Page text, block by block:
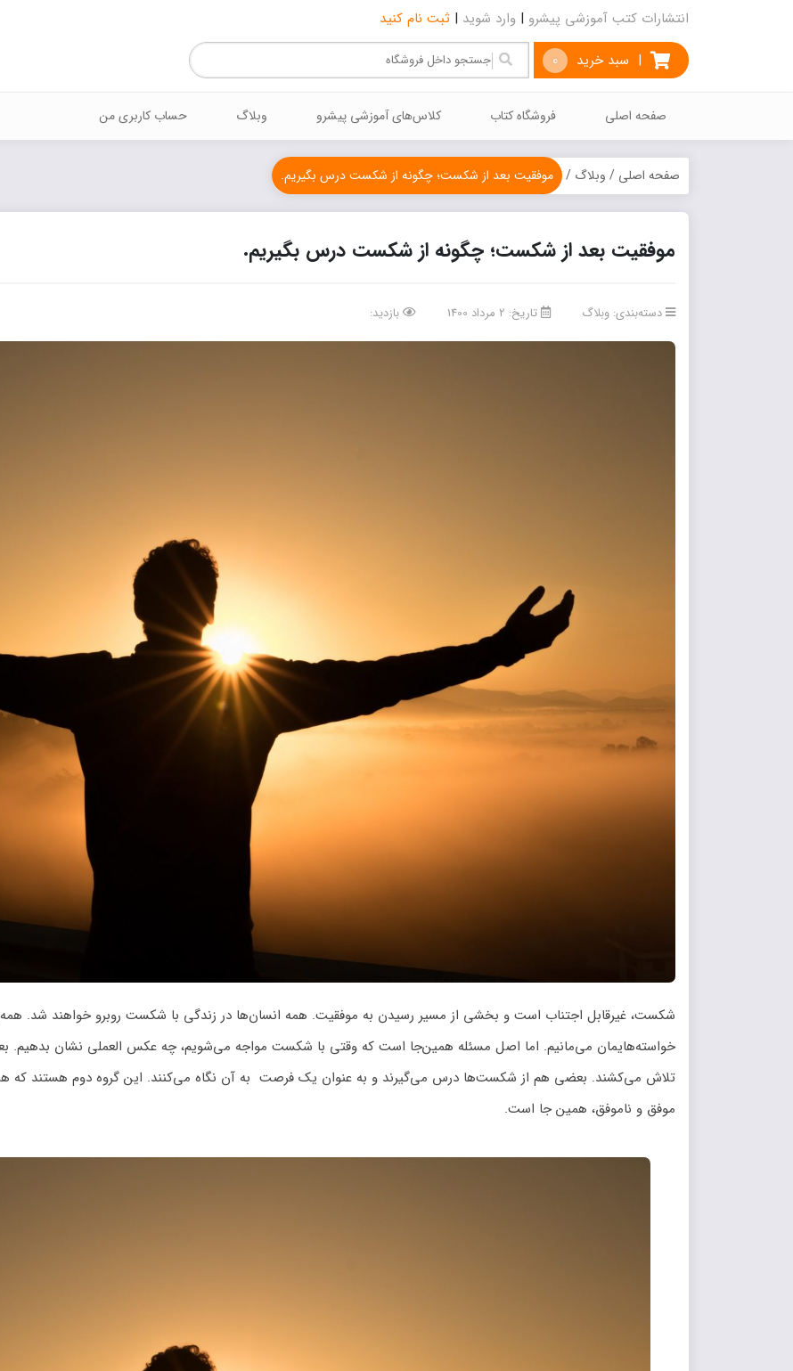
انتشارات کتب آموزشی پیشرو | وارد شوید | ثبت نام کنید
| سبد خرید 0
صفحه اصلی فروشگاه کتاب كلاس‌هاي آموزشي پيشرو وبلاگ حساب کاربری من
صفحه اصلی / وبلاگ / موفقیت بعد از شکست؛ چگونه از شکست درس بگیریم.
موفقیت بعد از شکست؛ چگونه از شکست درس بگیریم.
دسته‌بندی: وبلاگ تاریخ: 2 مرداد 1400 بازدید:
شکست، غیرقابل اجتناب است و بخشی از مسیر رسیدن به موفقیت. همه انسان‌ها در زندگی با شکست روبرو خواهند شد.
خواسته‌هایمان می‌مانیم. اما اصل مسئله همین‌جا است که وقتی با شکست مواجه می‌شویم، چه عکس العملی نشان بدهیم.
تلاش می‌کشند. بعضی هم از شکست‌ها درس می‌گیرند و به عنوان یک فرصت به آن نگاه می‌کنند. این گروه دوم هستند که
موفق و ناموفق، همین جا است.